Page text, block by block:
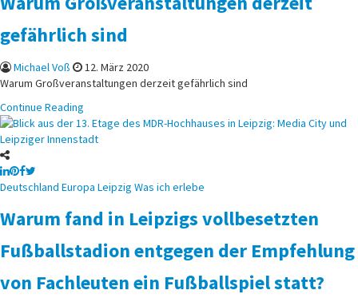
gefährlich sind
Michael Voß
12. März 2020
Warum Großveranstaltungen derzeit gefährlich sind
Continue Reading
Posted
Deutschland Europa Leipzig Was ich erlebe
Warum fand in Leipzigs vollbesetzten
Fußballstadion entgegen der Empfehlung
von Fachleuten ein Fußballspiel statt?